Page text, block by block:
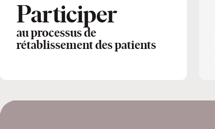
Participer
au processus de
rétablissement des patients